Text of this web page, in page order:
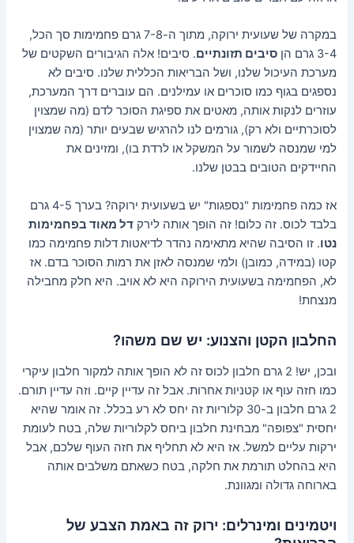
במקרה של שעועית ירוקה, מתוך ה-7-8 גרם פחמימות סך הכל,
3-4 גרם הן
סיבים תזונתיים. סיבים! אלה הגיבורים השקטים של
מערכת העיכול שלנו, ושל הבריאות הכללית שלנו. סיבים לא
נספגים בגוף כמו סוכרים או עמילנים. הם עוברים דרך המערכת,
עוזרים לנקות אותה, מאטים את ספיגת הסוכר לדם (מה שמצוין
לסוכרתיים ולא רק), גורמים לנו להרגיש שבעים יותר (מה שמצוין
למי שמנסה לשמור על המשקל או לרדת בו), ומזינים את
החיידקים הטובים בבטן שלנו.
אז כמה פחמימות "נספגות" יש בשעועית ירוקה? בערך 4-5 גרם
בלבד לכוס. זה כלום! זה הופך אותה לירקדל מאוד בפחמימות
נטו. זו הסיבה שהיא מתאימה נהדר לדיאטות דלות פחמימה כמו
קטו (במידה, כמובן) ולמי שמנסה לאזן את רמות הסוכר בדם. אז
לא, הפחמימה בשעועית הירוקה היא לא אויב. היא חלק מחבילה
מנצחת!
החלבון הקטן והצנוע: יש שם משהו?
ובכן, יש! 2 גרם חלבון לכוס זה לא הופך אותה למקור חלבון עיקרי
כמו חזה עוף או קטניות אחרות. אבל זה עדיין קיים. וזה עדיין תורם.
2 גרם חלבון ב-30 קלוריות זה יחס לא רע בכלל. זה אומר שהיא
יחסית "צפופה" מבחינת חלבון ביחס לקלוריות שלה, בטח לעומת
ירקות עליים למשל. אז היא לא תחליף את חזה העוף שלכם, אבל
היא בהחלט תורמת את חלקה, בטח כשאתם משלבים אותה
בארוחה גדולה ומגוונת.
ויטמינים ומינרלים: ירוק זה באמת הצבע של